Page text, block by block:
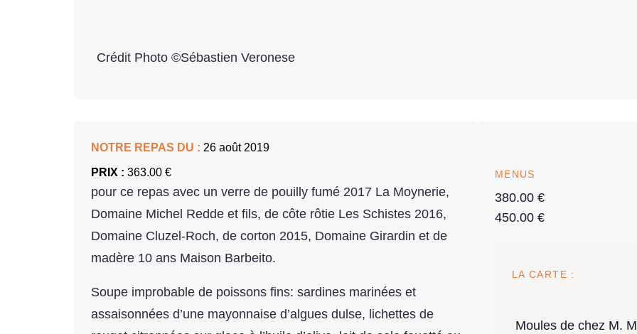
Crédit Photo ©Sébastien Veronese
NOTRE REPAS DU : 26 août 2019
PRIX : 363.00 €
pour ce repas avec un verre de pouilly fumé 2017 La Moynerie,
Domaine Michel Redde et fils, de côte rôtie Les Schistes 2016,
Domaine Cluzel-Roch, de corton 2015, Domaine Girardin et de
madère 10 ans Maison Barbeito.
Soupe improbable de poissons fins: sardines marinées et
assaisonnées d’une mayonnaise d’algues dulse, lichettes de
MENUS
380.00 €
450.00 €
LA CARTE :
Moules de chez M.